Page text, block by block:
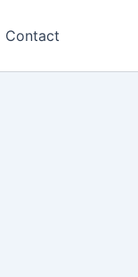
Contact